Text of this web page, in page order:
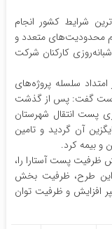
شرایط کشور انجام
محدودیت‌های متعدد و
کارکنان شرکت
امتداد سلسله پروژه‌های
است گفت: پس از گذشت
مگاولت آمپری پست انتقال شهرستان
مگاولت‌آمپری جایگزین آن گردید و تامین
و بیمه کرد.
ظرفیت پست آستارا را،
این طرح، ظرفیت بخش
به ۲۵۰ مگاولت‌آمپر افزایش و ظرفیت توان